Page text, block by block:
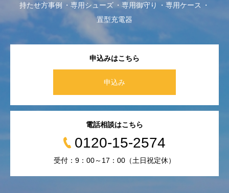
持たせ方事例
専用シューズ 専用御守り
専用ケース
置型充電器
申込みはこちら
申込み
電話相談はこちら
0120-15-2574
受付：9：00～17：00（土日祝定休）